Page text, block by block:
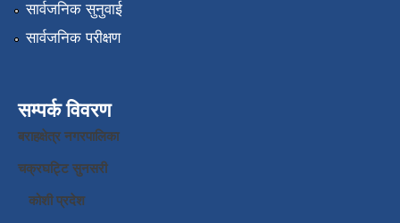
सार्वजनिक सुनुवाई
सार्वजनिक परीक्षण
सम्पर्क विवरण
बराहक्षेत्र नगरपालिका
चक्रघट्टि सुनसरी
कोशी प्रदेश